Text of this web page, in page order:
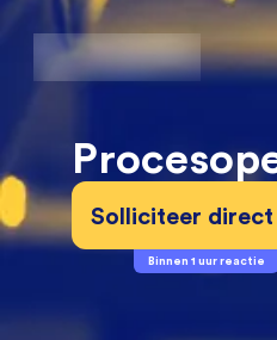
Solliciteer direct
Binnen 1 uur reactie